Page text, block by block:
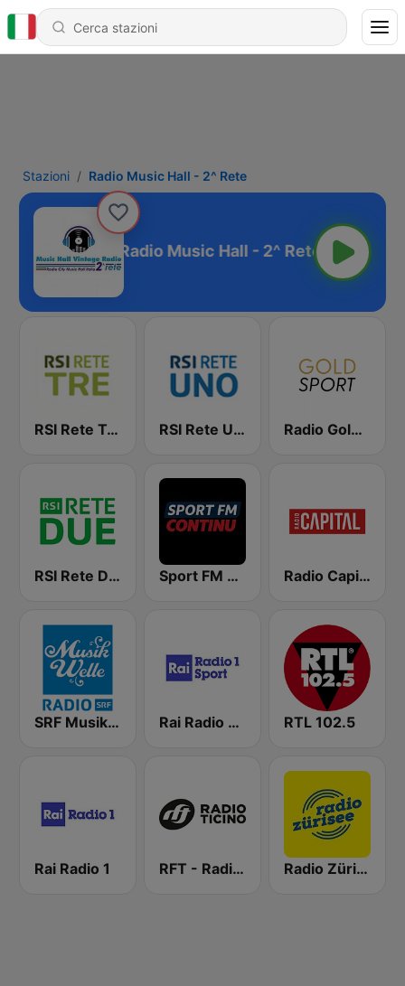
Stazioni Radio Music Hall - 2^ Rete
Radio Music Hall - 2^ Rete
RSI Rete Tre RSI Rete Uno Radio Gold Sport
RSI Rete Due Sport FM Continu Radio Capital
SRF Musikwelle Rai Radio 1 Sport RTL 102.5
Rai Radio 1 RFT - Radio Ticino Radio Zürisee